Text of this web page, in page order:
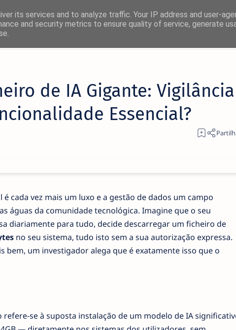
de IA Gigante: Vigilância
Essencial?
cada vez mais um luxo e a gestão de dados um campo
águas da comunidade tecnológica. Imagine que o seu
diariamente para tudo, decide descarregar um ficheiro de
no seu sistema, tudo isto sem a sua autorização expressa.
bem, um investigador alega que é exatamente isso que o
se à suposta instalação de um modelo de IA
its services and to analyze traffic. Your IP address and user-
and security metrics to ensure quality of service, generate